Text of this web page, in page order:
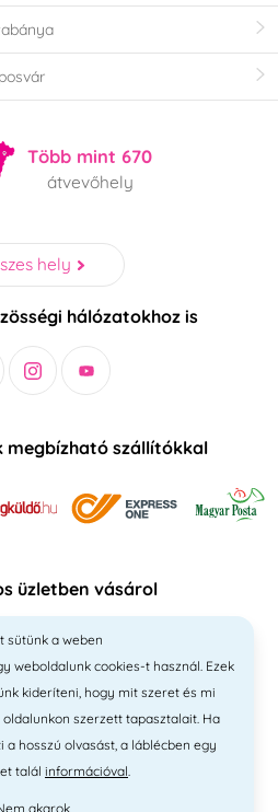
Több mint 670
átvevőhely
hely
hálózatokhoz is
megbízható szállítókkal
üzletben vásárol
sütünk a weben
weboldalunk cookies-t használ. Ezek
kideríteni, hogy mit szeret és mi
szerzett tapasztalait. Ha
a hosszú olvasást, a láblécben egy
talál információval.
akarok